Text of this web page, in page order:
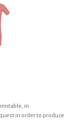
in
in order to produce